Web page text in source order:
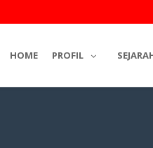
HOME PROFIL